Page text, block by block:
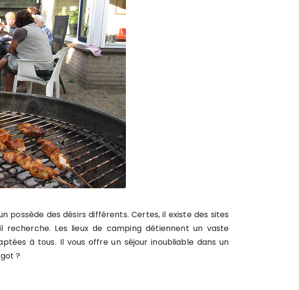
possède des désirs différents. Certes, il existe des sites
Les lieux de camping détiennent un vaste
à tous. Il vous offre un séjour inoubliable dans un
?